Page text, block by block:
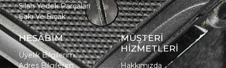
Silah Yedek Parçaları
Çakı Ve Bıçak
HESABIM
Üyelik Bilgilerim
Adres Bilgilerim
MÜŞTERİ
HİZMETLERİ
Hakkımızda